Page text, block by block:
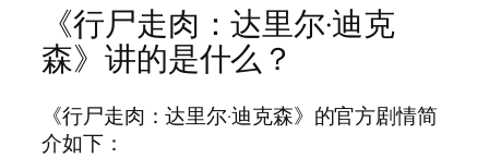
《行尸走肉：达里尔·迪克
森》讲的是什么？
《行尸走肉：达里尔·迪克森》的官方剧情简
介如下：